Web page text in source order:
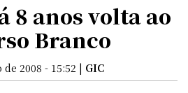
8 anos volta ao
Branco
2008 - 15:52 | GIC